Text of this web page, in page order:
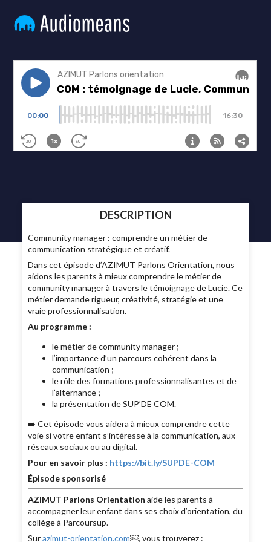
DESCRIPTION
Community manager : comprendre un métier de
communication stratégique et créatif.
Dans cet épisode d’AZIMUT Parlons Orientation, nous
aidons les parents à mieux comprendre le métier de
community manager à travers le témoignage de Lucie. Ce
métier demande rigueur, créativité, stratégie et une
vraie professionnalisation.
Au programme :
le métier de community manager ;
l’importance d’un parcours cohérent dans la
communication ;
le rôle des formations professionnalisantes et de
l’alternance ;
la présentation de SUP’DE COM.
➡️ Cet épisode vous aidera à mieux comprendre cette
voie si votre enfant s’intéresse à la communication, aux
réseaux sociaux ou au digital.
Pour en savoir plus : https://bit.ly/SUPDE-COM
Épisode sponsorisé
AZIMUT Parlons Orientation aide les parents à
accompagner leur enfant dans ses choix d’orientation, du
collège à Parcoursup.
Surazimut-orientation.com￼, vous trouverez :